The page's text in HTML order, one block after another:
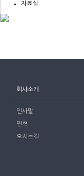
자료실
회사소개
인사말
연혁
오시는길